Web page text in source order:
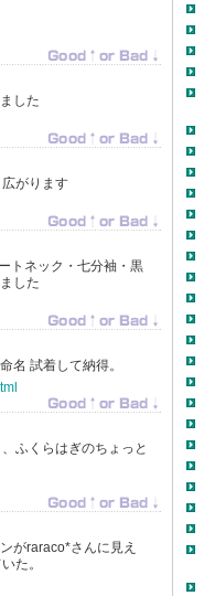
した
がります
トネック・七分袖・黒
した
試着して納得。
ふくらはぎのちょっと
がraraco*さんに見え
た。